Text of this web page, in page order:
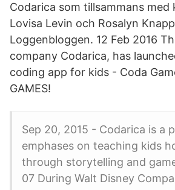
Codarica som tillsammans med
Lovisa Levin och Rosalyn
Loggenbloggen. 12 Feb 2016
company Codarica, has
coding app for kids - Coda
GAMES!
Sep 20, 2015 - Codarica is a
emphases on teaching kids
through storytelling and
07 During Walt Disney